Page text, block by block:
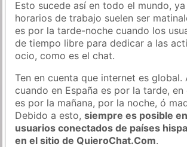
Esto sucede así en todo el mundo,
horarios de trabajo suelen ser
es por la tarde-noche cuando los
de tiempo libre para dedicar a las
ocio, como es el chat.
Ten en cuenta que internet es global.
cuando en España es por la tarde,
es por la mañana, por la noche, ó
Debido a esto,siempre es posible
usuarios conectados de países
en el sitio de QuieroChat.Com.